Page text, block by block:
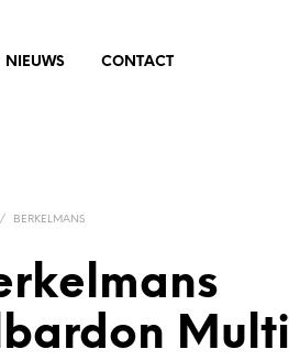
NIEUWS CONTACT
/ BERKELMANS
Multi